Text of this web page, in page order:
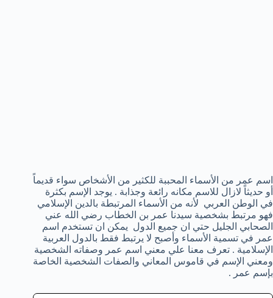
اسم عمر من الأسماء المحببة للكثير من الأشخاص سواء قديماً
أو حديثاً لازال للاسم مكانه رائعة وجذابة . يوجد الإسم بكثرة
في الوطن العربي لأنه من الأسماء المرتبطة بالدين الإسلامي
فهو مرتبط بشخصية سيدنا عمر بن الخطاب رضي الله عني
الصحابي الجليل حتي ان جميع الدول يمكن ان تستخدم اسم
عمر في تسمية الأسماء وأصبح لا يرتبط فقط بالدول العربية
الإسلامية . تعرف معنا علي معني اسم عمر وصفاته الشخصية
ومعني الإسم في قاموس المعاني والصفات الشخصية الخاصة
بإسم عمر .